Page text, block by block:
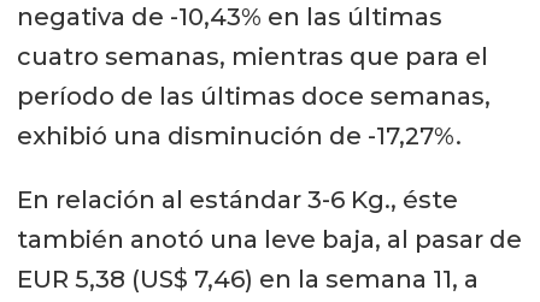
negativa de -10,43% en las últimas
cuatro semanas, mientras que para el
período de las últimas doce semanas,
exhibió una disminución de -17,27%.
En relación al estándar 3-6 Kg., éste
también anotó una leve baja, al pasar de
EUR 5,38 (US$ 7,46) en la semana 11, a